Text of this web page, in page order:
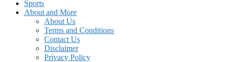
Sports
About and More
About Us
Terms and Conditions
Contact Us
Disclaimer
Privacy Policy